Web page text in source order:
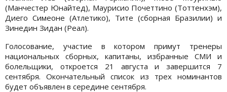
(Манчестер Юнайтед), Маурисио Почеттино (Тоттенхэм),
Диего Симеоне (Атлетико), Тите (сборная Бразилии) и
Зинедин Зидан (Реал).
Голосование, участие в котором примут тренеры
национальных сборных, капитаны, избранные СМИ и
болельщики, откроется 21 августа и завершится 7
сентября. Окончательный список из трех номинантов
будет объявлен в середине сентября.